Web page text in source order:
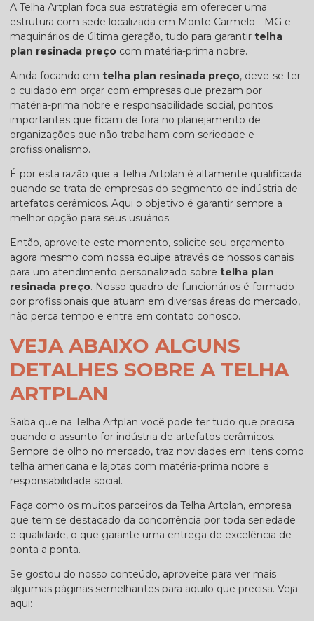
A Telha Artplan foca sua estratégia em oferecer uma
estrutura com sede localizada em Monte Carmelo - MG e
maquinários de última geração, tudo para garantir telha
plan resinada preço com matéria-prima nobre.
Ainda focando em telha plan resinada preço, deve-se ter
o cuidado em orçar com empresas que prezam por
matéria-prima nobre e responsabilidade social, pontos
importantes que ficam de fora no planejamento de
organizações que não trabalham com seriedade e
profissionalismo.
É por esta razão que a Telha Artplan é altamente qualificada
quando se trata de empresas do segmento de indústria de
artefatos cerâmicos. Aqui o objetivo é garantir sempre a
melhor opção para seus usuários.
Então, aproveite este momento, solicite seu orçamento
agora mesmo com nossa equipe através de nossos canais
para um atendimento personalizado sobre telha plan
resinada preço. Nosso quadro de funcionários é formado
por profissionais que atuam em diversas áreas do mercado,
não perca tempo e entre em contato conosco.
VEJA ABAIXO ALGUNS
DETALHES SOBRE A TELHA
ARTPLAN
Saiba que na Telha Artplan você pode ter tudo que precisa
quando o assunto for indústria de artefatos cerâmicos.
Sempre de olho no mercado, traz novidades em itens como
telha americana e lajotas com matéria-prima nobre e
responsabilidade social.
Faça como os muitos parceiros da Telha Artplan, empresa
que tem se destacado da concorrência por toda seriedade
e qualidade, o que garante uma entrega de excelência de
ponta a ponta.
Se gostou do nosso conteúdo, aproveite para ver mais
algumas páginas semelhantes para aquilo que precisa. Veja
aqui: